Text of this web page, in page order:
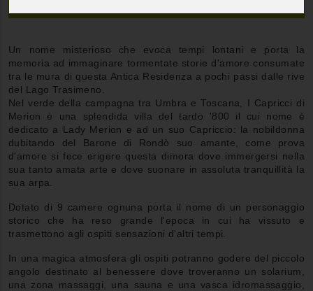
Un nome misterioso che evoca tempi lontani e porta la
memoria ad immaginare tormentate storie d'amore consumate
tra le mura di questa Antica Residenza a pochi passi dalle rive
del Lago Trasimeno.
Nel verde della campagna tra Umbra e Toscana, I Capricci di
Merion è una splendida villa del tardo '800 il cui nome è
dedicato a Lady Merion e ad un suo Capriccio: la nobildonna
dubitando del Barone di Rondò suo amante, come prova
d'amore si fece erigere questa dimora dove immergersi nella
sua tanto amata arte e dove suonare in assoluta tranquillità la
sua arpa.
Dotato di 9 camere ognuna porta il nome di un personaggio
storico che ha reso grande l'epoca in cui ha vissuto e
trasmettono agli ospiti sensazioni d'altri tempi.
In una magica atmosfera gli ospiti potranno godere del piccolo
angolo destinato al benessere dove troveranno un solarium,
una zona massaggi, una sauna e una vasca idromassaggio,